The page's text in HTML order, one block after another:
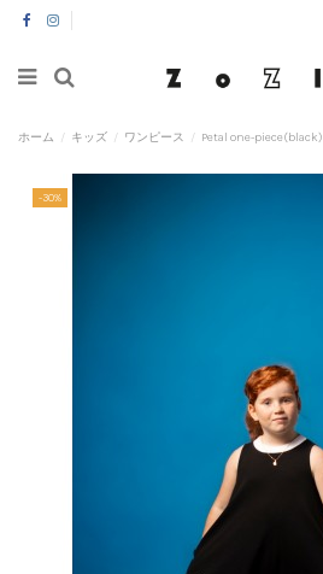
ホーム キッズ ワンピース Petal one-piece(black)
-30%